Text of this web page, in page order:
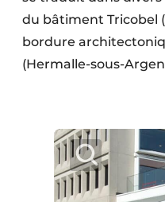
du bâtiment Tricobel
bordure
(Hermalle-sous-